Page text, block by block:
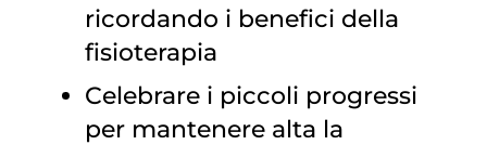
ricordando i benefici della
fisioterapia
Celebrare i piccoli progressi
per mantenere alta la